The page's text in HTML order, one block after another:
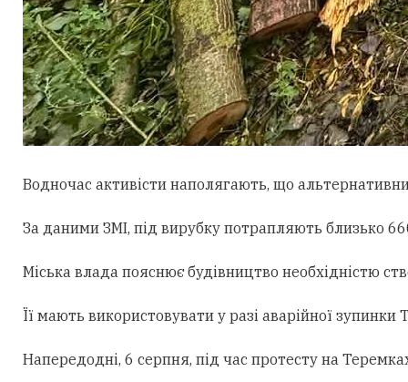
Водночас активісти наполягають, що
За даними ЗМІ, під вирубку потрапляють близько
Міська влада пояснює будівництво необхідністю
Її мають використовувати у разі аварійної
Напередодні, 6 серпня, під час протесту на